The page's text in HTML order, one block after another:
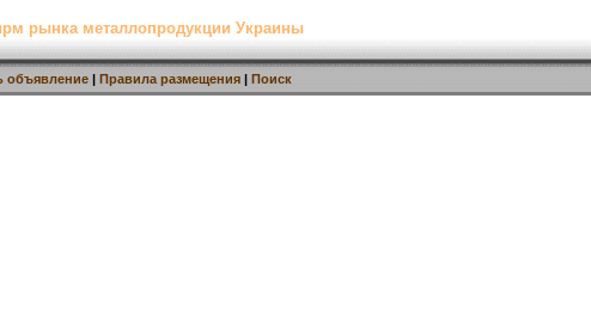
рынка металлопродукции Украины
объявление | Правила размещения | Поиск